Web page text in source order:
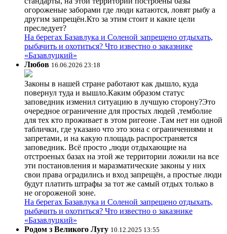
огороженые заборами где люди катаются, ловят рыбу а
другим запрещён.Кто за этим стоит и какие цели
преследует?
На берегах Базавлука и Соленой запрещено отдыхать,
рыбачить и охотиться? Что известно о заказнике
«Базавлуцкий»
Любов 16.06.2026 23:18
Законы в нашей стране работают как дышло, куда
повернул туда и вышло.Каким образом статус
заповедник изменил ситуацию в лучшую сторону?Это
очередное ограничение для простых людей ,темболие
для тех кто проживает в этом ригеоне .Там нет ни одной
таблички, где указано что это зона с ограничениями и
запретами, и на какую площадь распространяется
заповедник. Всё просто ,люди отдыхающие на
отстроеных базах на этой же территории ложили на все
эти постановления и маразматические законы у них
свои права оградились и вход запрещён, а простые люди
будут платить штрафы за тот же самый отдых только в
не огороженой зоне.
На берегах Базавлука и Соленой запрещено отдыхать,
рыбачить и охотиться? Что известно о заказнике
«Базавлуцкий»
Родом з Великого Лугу 10.12.2025 13:55